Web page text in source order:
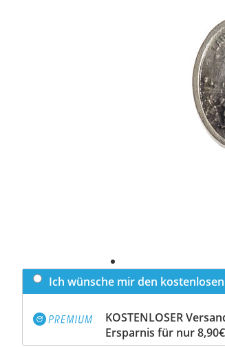
Ich wünsche mir den
KOSTENLOSER
Ersparnis für nur